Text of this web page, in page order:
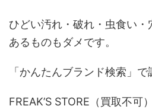
ひどい汚れ・破れ・虫食い
あるものもダメです。
「かんたんブランド検索」で
FREAK’S STORE（買取不可）